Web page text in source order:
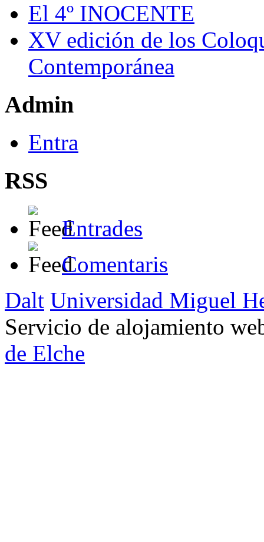
El 4º INOCENTE
XV edición de los
Contemporánea
Admin
Entra
RSS
Entrades
Comentaris
Dalt Universidad Miguel
Servicio de alojamiento
de Elche